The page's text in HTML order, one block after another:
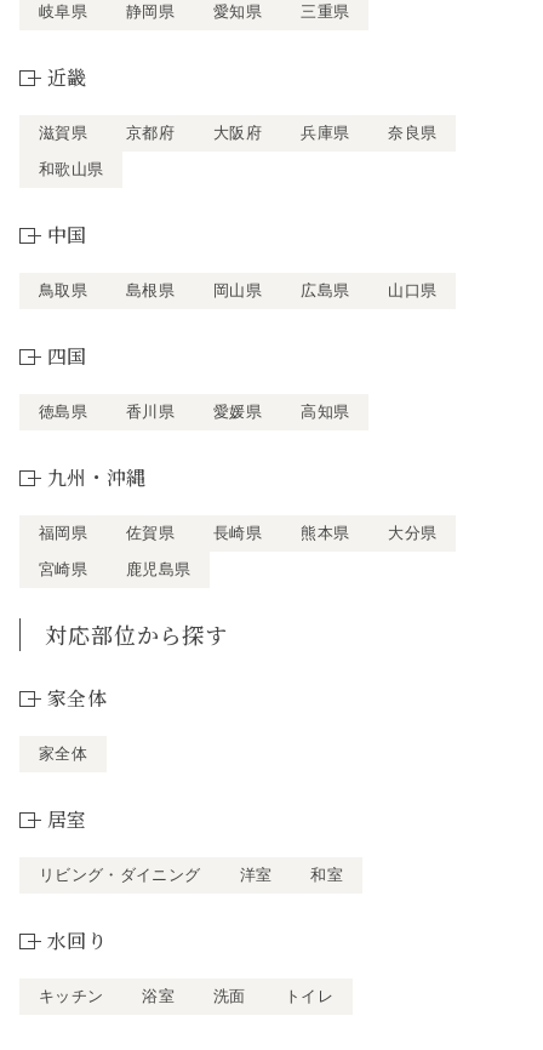
岐阜県 静岡県 愛知県 三重県
近畿
滋賀県 京都府 大阪府 兵庫県
奈良県
和歌山県
中国
鳥取県 島根県 岡山県 広島県 山口県
四国
徳島県 香川県 愛媛県 高知県
九州・沖縄
福岡県 佐賀県 長崎県 熊本県
大分県
宮崎県
鹿児島県
対応部位から探す
家全体
家全体
居室
リビング・ダイニング 洋室 和室
水回り
キッチン 浴室 洗面 トイレ